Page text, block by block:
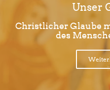
Unser
Christlicher Glaube
des